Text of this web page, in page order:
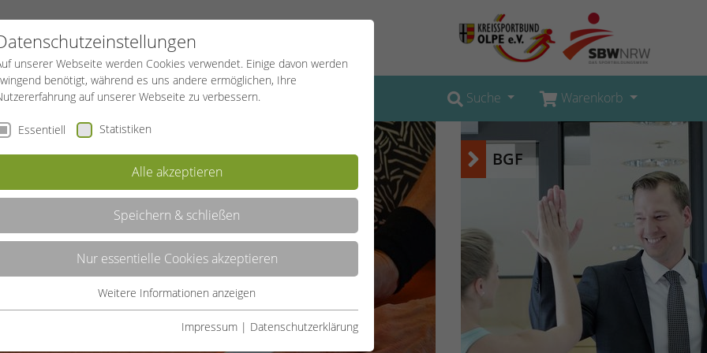
PROJEKTE SPORTREISEN
Suche Warenkorb
BGF
unserer Webseite werden Cookies verwendet. Einige davon werden
benötigt, während es uns andere ermöglichen, Ihre
auf unserer Webseite zu verbessern.
Essentiell Statistiken
Alle akzeptieren
Speichern & schließen
Nur essentielle Cookies akzeptieren
Essentielle Cookies werden für grundlegende Funktionen der
Weitere Informationen anzeigen
Impressum | Datenschutzerklärung